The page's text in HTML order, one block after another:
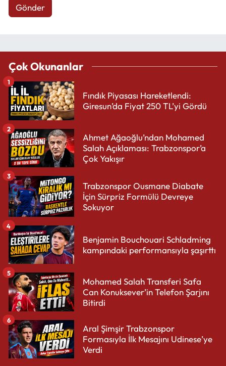
Gönder
Çok Okunanlar
Fındık Piyasası Hareketlendi:
Giresun’da Fiyat 250 TL’yi Gördü
1
Ahmet Ağaoğlu’ndan Mohamed
Salah Açıklaması: Trabzonspor’a
Çok Yakışır
2
Trabzonspor Ousmane Diabate
İçin Sürpriz Formülü Devreye
Sokuyor
3
Benjamin Bouchouari Schladming
kampındaki performansıyla şaşırttı
4
Mohamed Salah Transferi Safa
Can Konuksever’in Telefon Şarjını
Bitirdi
5
Aral Şimşir Trabzonspor
Formasıyla İlk Mesajını Udinese’ye
Verdi
6